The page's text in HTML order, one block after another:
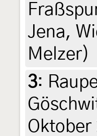
Jena,
Melzer)
3: